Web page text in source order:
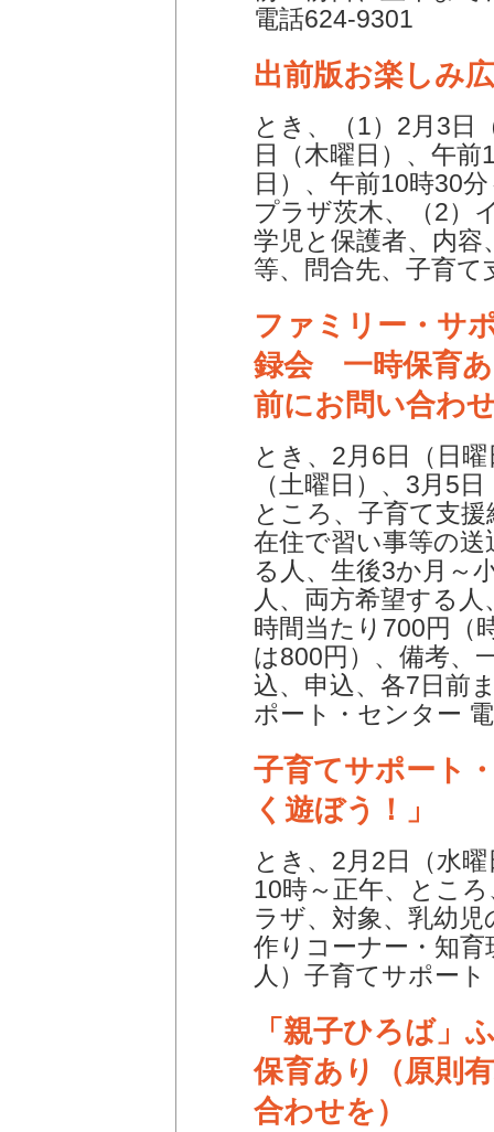
電話624-9301
出前版お楽しみ
とき、（1）2月3日
日（木曜日）、午
日）、午前10時30
プラザ茨木、（2）
学児と保護者、内
等、問合先、子育
ファミリー・サ
録会 一時保育あ
前にお問い合わ
とき、2月6日（日
（土曜日）、3月5
ところ、子育て支
在住で習い事等の
る人、生後3か月～
人、両方希望する
時間当たり700円（
は800円）、備考、
込、申込、各7日前
ポート・センター
子育てサポート
く遊ぼう！」
とき、2月2日（水
10時～正午、とこ
ラザ、対象、乳幼
作りコーナー・知育
人）子育てサポー
「親子ひろば
保育あり（原則
合わせを）